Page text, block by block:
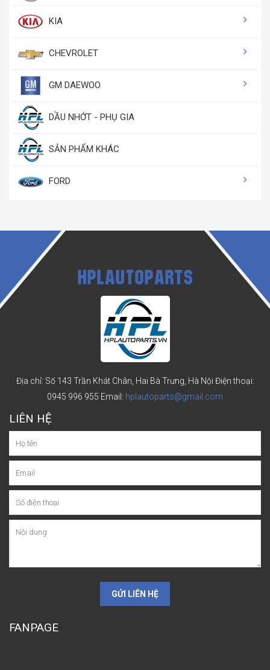
KIA
CHEVROLET
GM DAEWOO
DẦU NHỚT - PHỤ GIA
SẢN PHẨM KHÁC
FORD
HPLAUTOPARTS
Địa chỉ: Số 143 Trần Khát Chân, Hai Bà Trưng, Hà Nội Điện thoại:
0945 996 955 Email: hplautoparts@gmail.com
LIÊN HỆ
GỬI LIÊN HỆ
FANPAGE